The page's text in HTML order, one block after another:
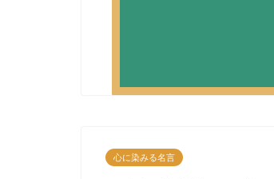
心に染みる名言